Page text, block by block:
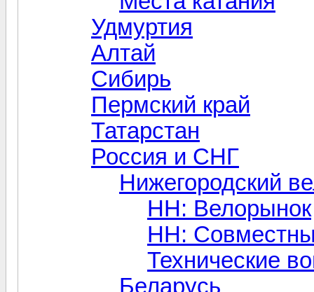
Удмуртия
Алтай
Сибирь
Пермский край
Татарстан
Россия и СНГ
Нижегородский
НН: Велорынок
НН:
Технические
Беларусь